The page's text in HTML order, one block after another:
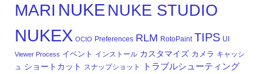
MARI NUKE NUKE STUDIO
NUKEX OCIO Preferences RLM RotoPaint TIPS UI
Viewer Process イベント インストール カスタマイズ カメラ キャッシ
ュ ショートカット スナップショット トラブルシューティング